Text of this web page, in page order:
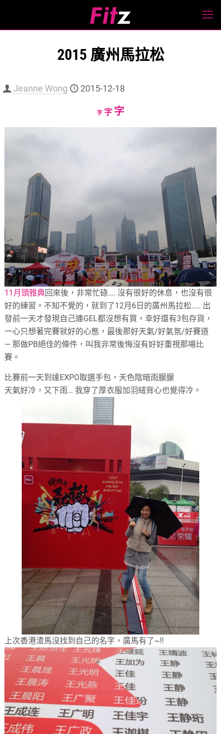
2015 廣州馬拉松
Jeanne Wong 2015-12-18
字Decrease
字Reset
字Increase
11月頭雅典回來後，非常忙碌…. 沒有很好的休息，也沒有很
好的練習。不知不覺的，就到了12月6日的廣州馬拉松….. 出
發前一天才發現自己連GEL都沒想有買，幸好還有3包存貨，
一心只想著完賽就好的心態，最後那好天氣/好氣氛/好賽道
— 那做PB絕佳的條件，叫我非常後悔沒有好好重視那場比
賽。
比賽前一天到達EXPO取選手包，天色陰暗雨朦朦
天氣好冷，又下雨… 我穿了厚衣服加羽絨背心也覺得冷。
上次香港渣馬沒找到自己的名字，廣馬有了~!!